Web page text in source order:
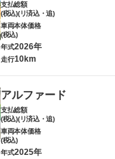
支払総額
(税込)(リ済込・追)
車両本体価格
(税込)
年式2026年
走行10km
アルファード
支払総額
(税込)(リ済込・追)
車両本体価格
(税込)
年式2025年